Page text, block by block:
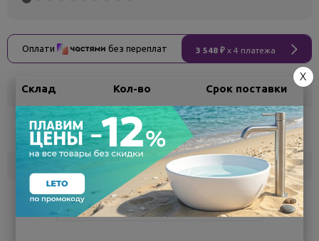
Оплати без переплат 3 548 ₽ x 4 платежа
Склад Кол-во Срок поставки
Воронеж 5
Самовывоз
сегодня
под заказ
Поделиться
X